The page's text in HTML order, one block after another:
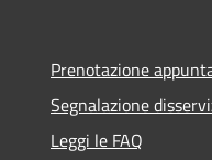
Prenotazione
Segnalazione
Leggi le FAQ